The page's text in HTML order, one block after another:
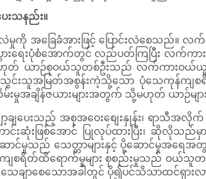
းသနည်း။
မှုကို အခြေခံအားဖြင့် ပြောင်းလဲစေသည်။
းရေးပုံစံအောက်တွင် လည်ပတ်ကြပြီး လက်ကား
ဟုတ် ယာဉ်စုဝယ်သူတစ်ဦးသည် လက်ကားဝယ်ယူ
းသူအမြတ်အစွန်းကဲ့သို့သော ပုံသေကုန်ကျစ
မှုအချိန်ဇယားများအတွက် သို့မဟုတ် ယာဉ်မ
ချပေးသည့် အစုအဝေးစျေးနှုန်း၊ ရာသီအလို
င်းဆုံးဖြစ်အောင် ပြုလုပ်ထားပြီး၊ ဆိုလို
ောင်မှုသည် သေတ္တာများနှင့် ပို့ဆောင်မှုအရေ
စရိတ်ထိရောက်မှုများ စုစည်းမှုသည် ဝယ်သူတ
ေချာစေသောအခါတွင် ပို၍ပင်သိသာထင်ရှား